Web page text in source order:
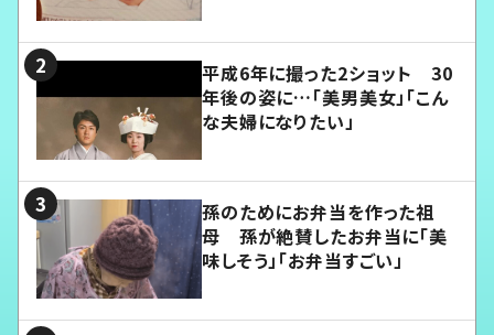
平成6年に撮った2ショット 30
年後の姿に…「美男美女」「こん
な夫婦になりたい」
孫のためにお弁当を作った祖
母 孫が絶賛したお弁当に「美
味しそう」「お弁当すごい」